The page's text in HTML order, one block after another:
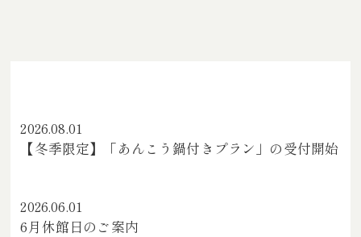
2026.08.01
【冬季限定】「あんこう鍋付きプラン」の受付開始
2026.06.01
6月休館日のご案内